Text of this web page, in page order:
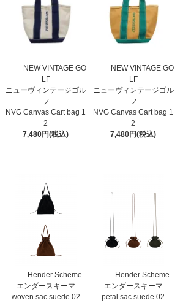
NEW VINTAGE GO
LF
ニューヴィンテージゴル
フ
NVG Canvas Cart bag 1
2
7,480円(税込)
NEW VINTAGE GO
LF
ニューヴィンテージゴル
フ
NVG Canvas Cart bag 1
2
7,480円(税込)
Hender Scheme
エンダースキーマ
woven sac suede 02
Hender Scheme
エンダースキーマ
petal sac suede 02